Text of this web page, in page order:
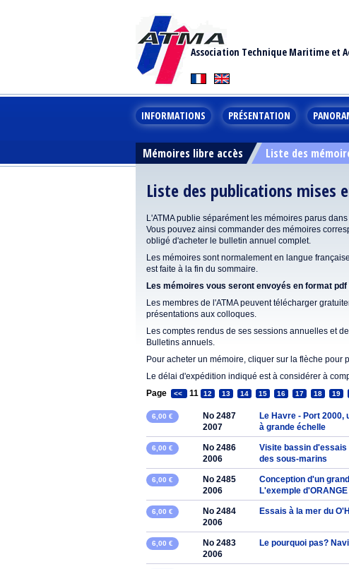
Association Technique Maritime et
INFORMATIONS PRÉSENTATION
Mémoires libre accès Liste des
Liste des publications mises
L'ATMA publie séparément les mémoires parus
Vous pouvez ainsi commander des mémoires
obligé d'acheter le bulletin annuel complet.
Les mémoires sont normalement en langue
est faite à la fin du sommaire.
Les mémoires vous seront envoyés en format
Les membres de l'ATMA peuvent télécharger
présentations aux colloques.
Les comptes rendus de ses sessions annuelles et
Bulletins annuels.
Pour acheter un mémoire, cliquer sur la flèche pour
Le délai d'expédition indiqué est à considérer à
Page
<< 11 12 13 14 15 16 17 18 19
6,00 €
No 2487
2007
Le Havre - Port
à grande échelle
6,00 €
No 2486
2006
Visite bassin
des sous-marins
6,00 €
No 2485
2006
Conception d'un
L'exemple d'ORANGE II
6,00 €
No 2484
2006
Essais à la mer du
6,00 €
No 2483
2006
Le pourquoi pas?